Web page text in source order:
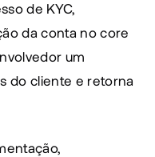
de KYC,
da conta no core
um
do cliente e retorna